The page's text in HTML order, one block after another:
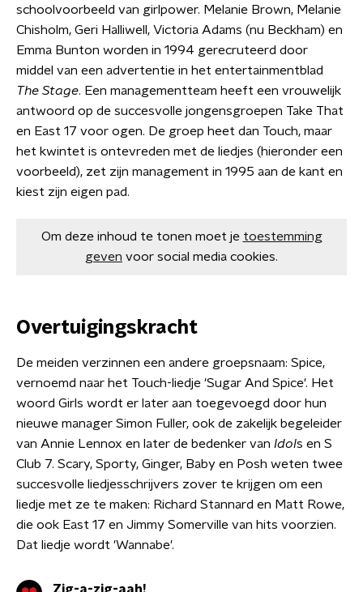
schoolvoorbeeld van girlpower. Melanie Brown, Melanie
Chisholm, Geri Halliwell, Victoria Adams (nu Beckham) en
Emma Bunton worden in 1994 gerecruteerd door
middel van een advertentie in het entertainmentblad
The Stage. Een managementteam heeft een vrouwelijk
antwoord op de succesvolle jongensgroepen Take That
en East 17 voor ogen. De groep heet dan Touch, maar
het kwintet is ontevreden met de liedjes (hieronder een
voorbeeld), zet zijn management in 1995 aan de kant en
kiest zijn eigen pad.
Om deze inhoud te tonen moet je toestemming
geven voor social media cookies.
Overtuigingskracht
De meiden verzinnen een andere groepsnaam: Spice,
vernoemd naar het Touch-liedje 'Sugar And Spice'. Het
woord Girls wordt er later aan toegevoegd door hun
nieuwe manager Simon Fuller, ook de zakelijk begeleider
van Annie Lennox en later de bedenker van Idols en S
Club 7. Scary, Sporty, Ginger, Baby en Posh weten twee
succesvolle liedjesschrijvers zover te krijgen om een
liedje met ze te maken: Richard Stannard en Matt Rowe,
die ook East 17 en Jimmy Somerville van hits voorzien.
Dat liedje wordt 'Wannabe'.